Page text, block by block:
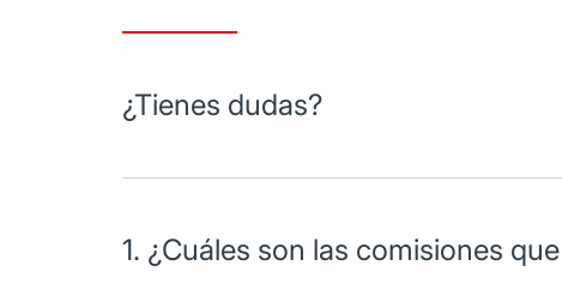
¿Tienes dudas?
1. ¿Cuáles son las comisiones